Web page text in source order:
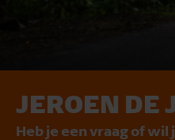
JEROEN DE
Heb je een vraag of wil